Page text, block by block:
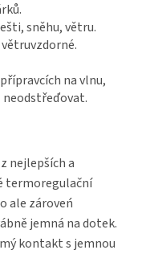
sněhu, větru.
na vlnu,
neodstřeďovat.
nejlepších a
termoregulační
ale zároveń
jemná na dotek.
kontakt s jemnou